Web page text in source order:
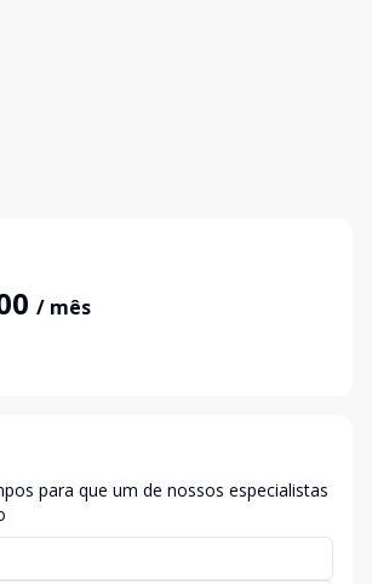
/ mês
para que um de nossos especialistas